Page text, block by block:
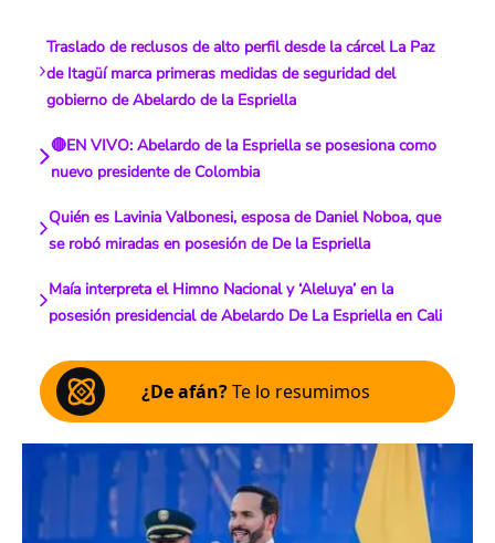
Traslado de reclusos de alto perfil desde la cárcel La Paz
de Itagüí marca primeras medidas de seguridad del
gobierno de Abelardo de la Espriella
🔴EN VIVO: Abelardo de la Espriella se posesiona como
nuevo presidente de Colombia
Quién es Lavinia Valbonesi, esposa de Daniel Noboa, que
se robó miradas en posesión de De la Espriella
Maía interpreta el Himno Nacional y ‘Aleluya’ en la
posesión presidencial de Abelardo De La Espriella en Cali
¿De afán?Te lo resumimos